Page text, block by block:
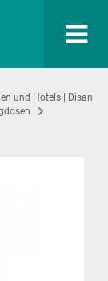
und Hotels | Disan